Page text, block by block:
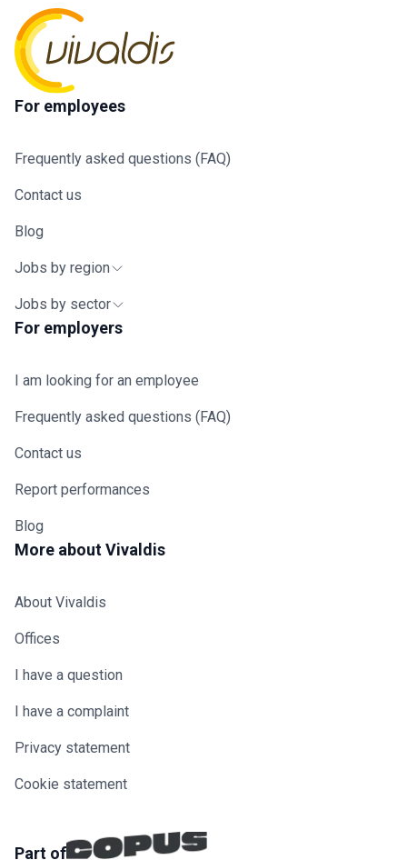
For employees
Frequently asked questions (FAQ)
Contact us
Blog
Jobs by region
Jobs by sector
For employers
I am looking for an employee
Frequently asked questions (FAQ)
Contact us
Report performances
Blog
More about Vivaldis
About Vivaldis
Offices
I have a question
I have a complaint
Privacy statement
Cookie statement
Part of